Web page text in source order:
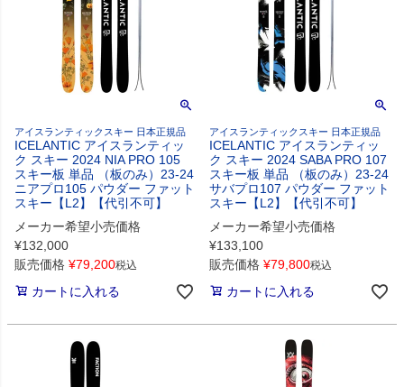
アイスランティックスキー 日本正規品
ICELANTIC アイスランティッ
ク スキー 2024 NIA PRO 105
スキー板 単品 （板のみ）23-24
ニアプロ105 パウダー ファット
スキー【L2】【代引不可】
メーカー希望小売価格
¥132,000
販売価格 ¥79,200税込
カートに入れる
アイスランティックスキー 日本正規品
ICELANTIC アイスランティッ
ク スキー 2024 SABA PRO 107
スキー板 単品 （板のみ）23-24
サバプロ107 パウダー ファット
スキー【L2】【代引不可】
メーカー希望小売価格
¥133,100
販売価格 ¥79,800税込
カートに入れる